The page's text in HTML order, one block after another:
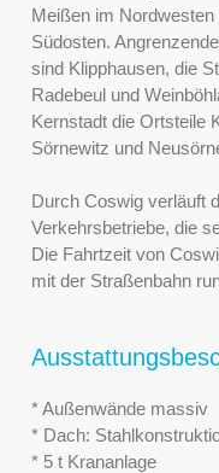
Meißen im
Südosten.
sind Klipphausen, die
Radebeul und
Kernstadt die Ortsteile
Sörnewitz und
Durch Coswig verläuft
Verkehrsbetriebe, die
Die Fahrtzeit von
mit der Straßenbahn
* Außenwände massiv
* Dach:
* 5 t Krananlage